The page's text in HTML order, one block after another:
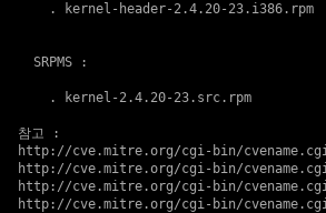
    .
kernel-header-2.4.20-23.i386.rpm
  SRPMS :
    .
kernel-2.4.20-23.src.rpm
참고
http://cve.mitre.org/cgi-bin/
http://cve.mitre.org/cgi-bin/
http://cve.mitre.org/cgi-bin/
http://cve.mitre.org/cgi-bin/